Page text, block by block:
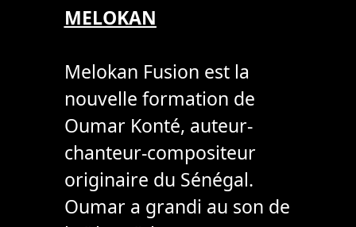
MELOKAN
Melokan Fusion est la
nouvelle formation de
Oumar Konté, auteur-
chanteur-compositeur
originaire du Sénégal.
Oumar a grandi au son de